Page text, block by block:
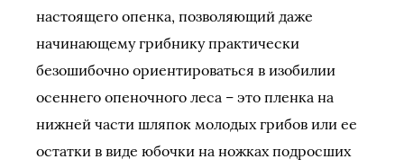
настоящего опенка, позволяющий даже
начинающему грибнику практически
безошибочно ориентироваться в изобилии
осеннего опеночного леса – это пленка на
нижней части шляпок молодых грибов или ее
остатки в виде юбочки на ножках подросших